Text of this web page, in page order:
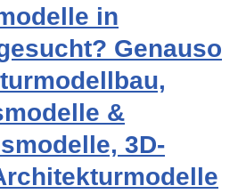
in
Genauso
&
3D-